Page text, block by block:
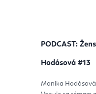
PODCAST:
Hodásová #13
Monika